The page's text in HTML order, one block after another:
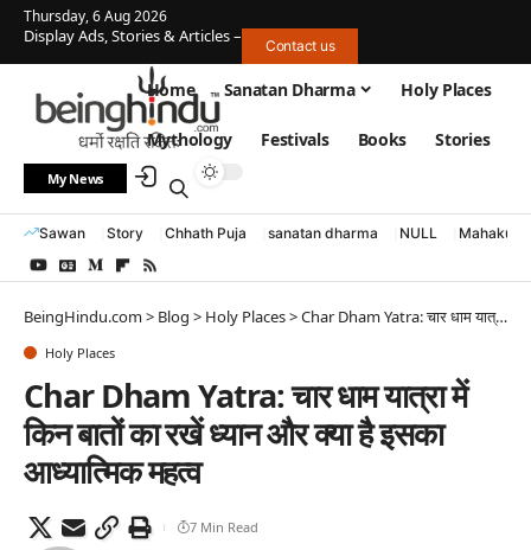
Thursday, 6 Aug 2026
Display Ads, Stories & Articles – Contact us
Home Sanatan Dharma Holy Places
Mythology Festivals Books Stories
My News
Sawan Story Chhath Puja sanatan dharma NULL
BeingHindu.com> Blog > Holy Places>Char Dham Yatra: चार धाम यात्रा में किन बातों का रखें ध्यान और क्या है इसका आध्यात्मिक महत्व
Holy Places
Char Dham Yatra: चार धाम यात्रा में
किन बातों का रखें ध्यान और क्या है इसका
आध्यात्मिक महत्व
7 Min Read